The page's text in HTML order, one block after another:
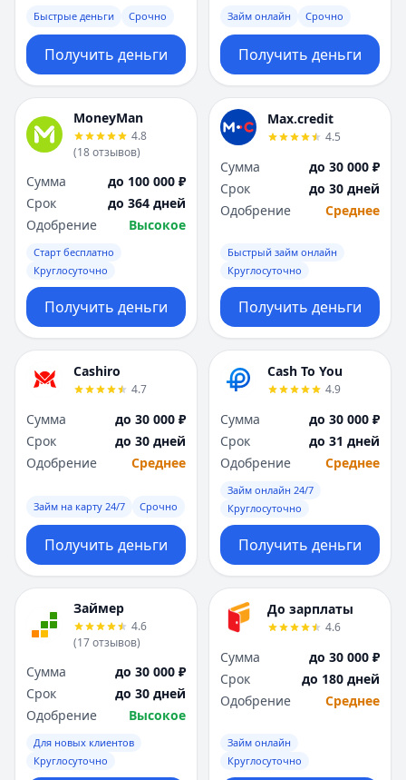
Быстрые деньги Срочно
Получить деньги
Займ онлайн Срочно
Получить деньги
MoneyMan
4.8
(18отзывов)
Сумма
до 100 000 ₽
Срок
до 364 дней
Одобрение
Высокое
Старт бесплатно
Круглосуточно
Получить деньги
Max.credit
4.5
Сумма
до 30 000 ₽
Срок
до 30 дней
Одобрение
Среднее
Быстрый займ онлайн
Круглосуточно
Получить деньги
Cashiro
4.7
Сумма
до 30 000 ₽
Срок
до 30 дней
Одобрение
Среднее
Займ на карту 24/7 Срочно
Получить деньги
Cash To You
4.9
Сумма
до 30 000 ₽
Срок
до 31 дней
Одобрение
Среднее
Займ онлайн 24/7
Круглосуточно
Получить деньги
Займер
4.6
(17отзывов)
Сумма
до 30 000 ₽
Срок
до 30 дней
Одобрение
Высокое
Для новых клиентов
Круглосуточно
До зарплаты
4.6
Сумма
до 30 000 ₽
Срок
до 180 дней
Одобрение
Среднее
Займ онлайн
Круглосуточно